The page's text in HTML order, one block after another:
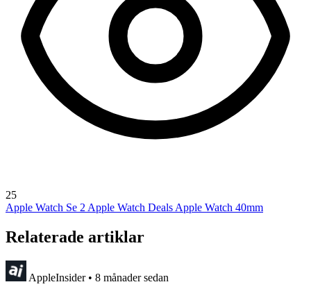
25
Apple Watch Se 2 Apple Watch Deals Apple Watch 40mm
Relaterade artiklar
AppleInsider • 8 månader sedan